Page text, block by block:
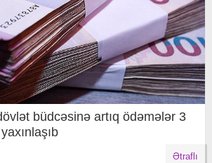
büdcəsinə artıq ödəmələr 3
Ətraflı